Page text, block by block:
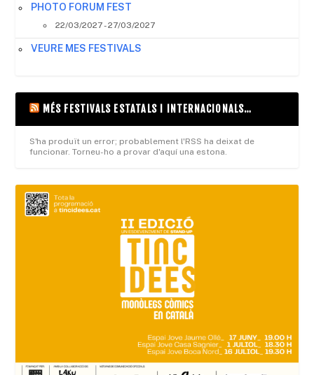
PHOTO FORUM FEST
22/03/2027 - 27/03/2027
VEURE MES FESTIVALS
MÉS FESTIVALS ESTATALS I INTERNACIONALS…
S'ha produït un error; probablement l'RSS ha deixat de
funcionar. Torneu-ho a provar d'aquí una estona.